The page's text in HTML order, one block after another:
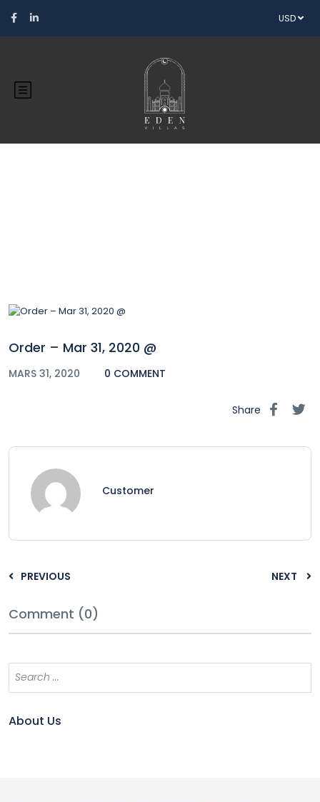
USD
Order – Mar 31, 2020 @
MARS 31, 2020 0 COMMENT
Share
Customer
PREVIOUS NEXT
Comment (0)
About Us